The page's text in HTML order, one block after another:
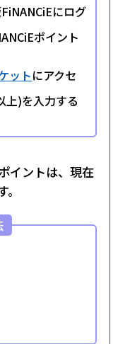
にログ
ポイント
ットにアクセ
上)を入力する
イントは、現在